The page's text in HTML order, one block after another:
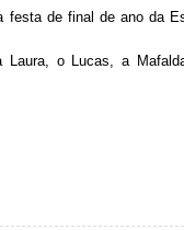
festa de final de ano da
Laura, o Lucas, a